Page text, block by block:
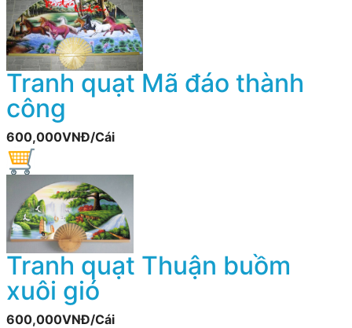
Tranh quạt Mã đáo thành
công
600,000VNĐ/Cái
Tranh quạt Thuận buồm
xuôi gió
600,000VNĐ/Cái